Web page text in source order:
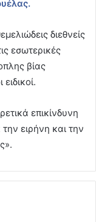
διεθνείς
εσωτερικές
βίας
επικίνδυνη
ειρήνη και την